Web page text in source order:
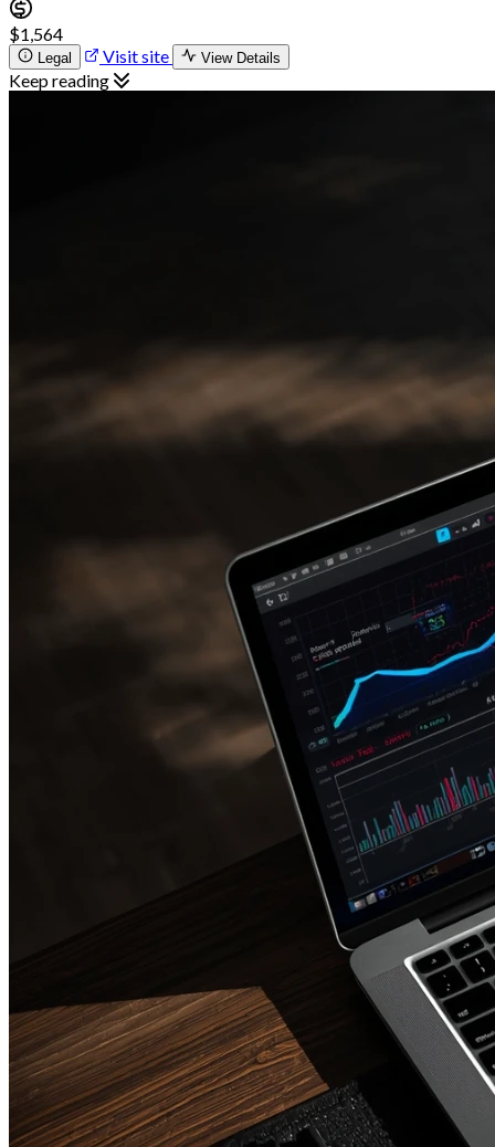
$1,564
Legal Visit site View Details
Keep reading